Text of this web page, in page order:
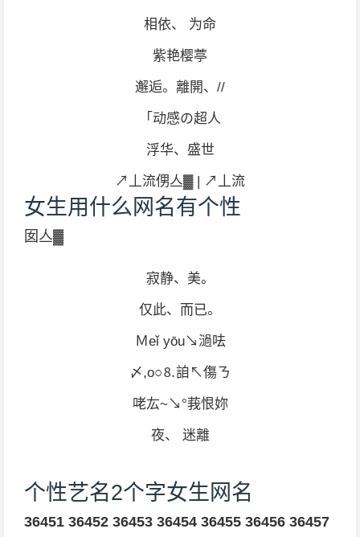
相依、 为命
紫艳樱葶
邂逅。離開、//
「动感の超人
浮华、盛世
↗丄流侽亼▓ | ↗丄流
女生用什么网名有个性
囡亼▓
寂静、美。
仅此、而已。
Ｍeǐ yōu↘濄呿
〆,ο○⒏詯↖傷ㄋ
咾厷~↘°莪恨妳
夜、 迷離
个性艺名2个字女生网名
36451 36452 36453 36454 36455 36456 36457